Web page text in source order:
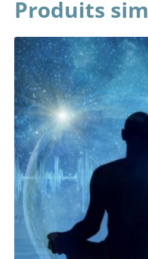
Produits